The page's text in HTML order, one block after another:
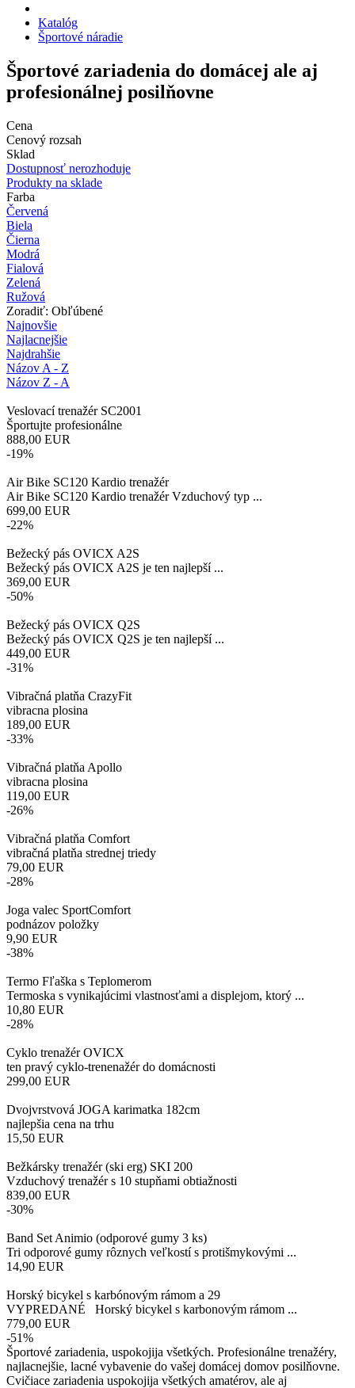
Katalóg
Športové náradie
Športové zariadenia do domácej ale aj
profesionálnej posilňovne
Cena
Cenový rozsah
Sklad
Dostupnosť nerozhoduje
Produkty na sklade
Farba
Červená
Biela
Čierna
Modrá
Fialová
Zelená
Ružová
Zoradiť: Obľúbené
Najnovšie
Najlacnejšie
Najdrahšie
Názov A - Z
Názov Z - A
Veslovací trenažér SC2001
Športujte profesionálne
888,00 EUR
-19%
Air Bike SC120 Kardio trenažér
Air Bike SC120 Kardio trenažér Vzduchový typ ...
699,00 EUR
-22%
Bežecký pás OVICX A2S
Bežecký pás OVICX A2S je ten najlepší ...
369,00 EUR
-50%
Bežecký pás OVICX Q2S
Bežecký pás OVICX Q2S je ten najlepší ...
449,00 EUR
-31%
Vibračná platňa CrazyFit
vibracna plosina
189,00 EUR
-33%
Vibračná platňa Apollo
vibracna plosina
119,00 EUR
-26%
Vibračná platňa Comfort
vibračná platňa strednej triedy
79,00 EUR
-28%
Joga valec SportComfort
podnázov položky
9,90 EUR
-38%
Termo Fľaška s Teplomerom
Termoska s vynikajúcimi vlastnosťami a displejom, ktorý ...
10,80 EUR
-28%
Cyklo trenažér OVICX
ten pravý cyklo-trenenažér do domácnosti
299,00 EUR
Dvojvrstvová JOGA karimatka 182cm
najlepšia cena na trhu
15,50 EUR
Bežkársky trenažér (ski erg) SKI 200
Vzduchový trenažér s 10 stupňami obtiažnosti
839,00 EUR
-30%
Band Set Animio (odporové gumy 3 ks)
Tri odporové gumy rôznych veľkostí s protišmykovými ...
14,90 EUR
Horský bicykel s karbónovým rámom a 29
VYPREDANÉ Horský bicykel s karbonovým rámom ...
779,00 EUR
-51%
Športové zariadenia, uspokojija všetkých. Profesionálne trenažéry,
najlacnejšie, lacné vybavenie do vašej domácej domov posilňovne.
Cvičiace zariadenia uspokojija všetkých amatérov, ale aj